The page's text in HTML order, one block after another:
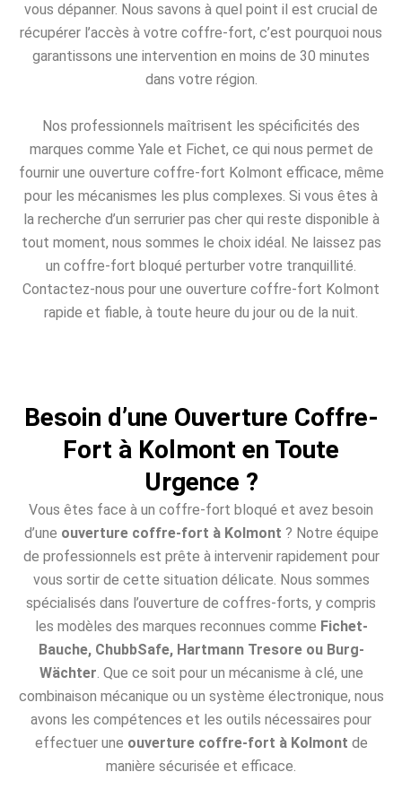
vous dépanner. Nous savons à quel point il est crucial de
récupérer l’accès à votre coffre-fort, c’est pourquoi nous
garantissons une intervention en moins de 30 minutes
dans votre région.
Nos professionnels maîtrisent les spécificités des
marques comme Yale et Fichet, ce qui nous permet de
fournir une ouverture coffre-fort Kolmont efficace, même
pour les mécanismes les plus complexes. Si vous êtes à
la recherche d’un serrurier pas cher qui reste disponible à
tout moment, nous sommes le choix idéal. Ne laissez pas
un coffre-fort bloqué perturber votre tranquillité.
Contactez-nous pour une ouverture coffre-fort Kolmont
rapide et fiable, à toute heure du jour ou de la nuit.
Besoin d’une Ouverture Coffre-
Fort à Kolmont en Toute
Urgence ?
Vous êtes face à un coffre-fort bloqué et avez besoin
d’une ouverture coffre-fort à Kolmont ? Notre équipe
de professionnels est prête à intervenir rapidement pour
vous sortir de cette situation délicate. Nous sommes
spécialisés dans l’ouverture de coffres-forts, y compris
les modèles des marques reconnues comme Fichet-
Bauche, ChubbSafe, Hartmann Tresore ou Burg-
Wächter . Que ce soit pour un mécanisme à clé, une
combinaison mécanique ou un système électronique, nous
avons les compétences et les outils nécessaires pour
effectuer une ouverture coffre-fort à Kolmont de
manière sécurisée et efficace.